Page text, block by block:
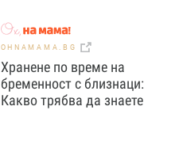
OHNAMAMA.BG
Хранене по време на
бременност с близнаци:
Какво трябва да знаете